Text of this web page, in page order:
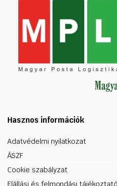
Hasznos információk
Adatvédelmi nyilatkozat
ÁSZF
Cookie szabályzat
Elállási és felmondási tájékoztató